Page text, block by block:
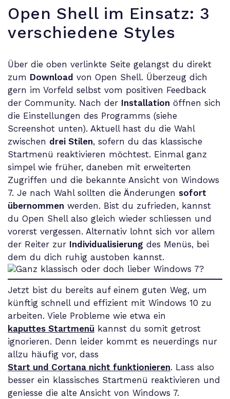
Open Shell im Einsatz: 3
verschiedene Styles
Über die oben verlinkte Seite gelangst du direkt
zum Download von Open Shell. Überzeug dich
gern im Vorfeld selbst vom positiven Feedback
der Community. Nach der Installation öffnen sich
die Einstellungen des Programms (siehe
Screenshot unten). Aktuell hast du die Wahl
zwischen drei Stilen, sofern du das klassische
Startmenü reaktivieren möchtest. Einmal ganz
simpel wie früher, daneben mit erweiterten
Zugriffen und die bekannte Ansicht von Windows
7. Je nach Wahl sollten die Änderungen sofort
übernommen werden. Bist du zufrieden, kannst
du Open Shell also gleich wieder schliessen und
vorerst vergessen. Alternativ lohnt sich vor allem
der Reiter zur Individualisierung des Menüs, bei
dem du dich ruhig austoben kannst.
Jetzt bist du bereits auf einem guten Weg, um
künftig schnell und effizient mit Windows 10 zu
arbeiten. Viele Probleme wie etwa ein
kaputtes Startmenü kannst du somit getrost
ignorieren. Denn leider kommt es neuerdings nur
allzu häufig vor, dass
Start und Cortana nicht funktionieren. Lass also
besser ein klassisches Startmenü reaktivieren und
geniesse die alte Ansicht von Windows 7.